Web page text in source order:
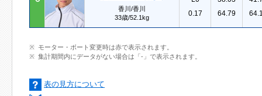
香川/香川
33歳/52.1kg
0.17
64.79
モーター・ボート変更時は赤で表示されます。
集計期間内にデータがない場合は「-」で表示されます。
表の見方について